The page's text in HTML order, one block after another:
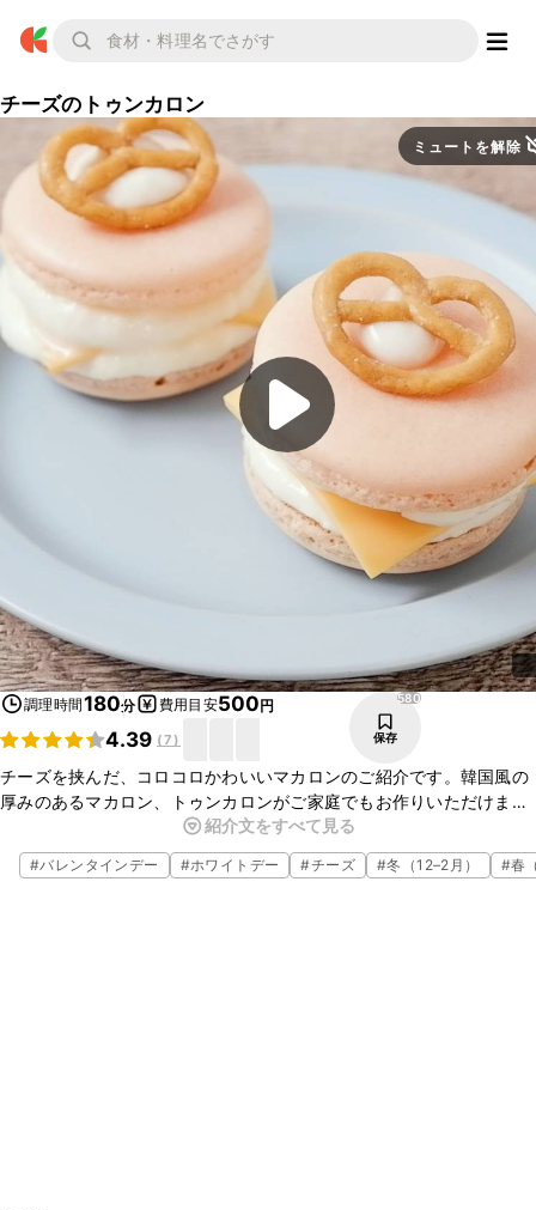
チーズのトゥンカロン
ミュートを解除
調理時間180分 費用目安500円
4.39 (7)
580
保存
チーズを挟んだ、コロコロかわいいマカロンのご紹介です。韓国風の
厚みのあるマカロン、トゥンカロンがご家庭でもお作りいただけます
よ。見た目もかわいく、おもてなしにもぴったりなので、ぜひこの機
会に作ってみてくださいね。
紹介文をすべて見る
#バレンタインデー #ホワイトデー #チーズ #冬（12–2月） #春